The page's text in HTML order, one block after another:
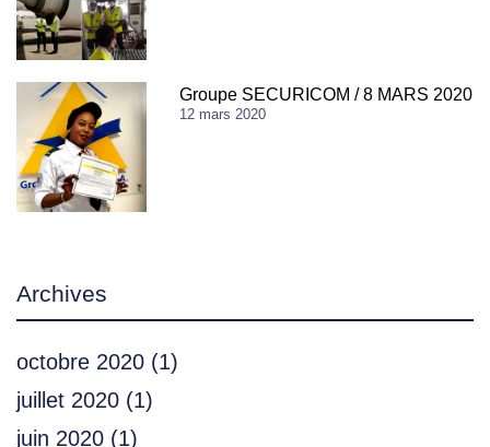
Groupe SECURICOM / 8 MARS 2020
12 mars 2020
Archives
octobre 2020 (1)
juillet 2020 (1)
juin 2020 (1)